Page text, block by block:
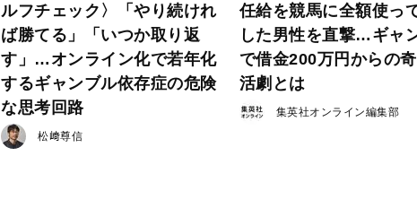
ルフチェック〉「やり続けれ
ば勝てる」「いつか取り返
す」…オンライン化で若年化
するギャンブル依存症の危険
な思考回路
松﨑尊信
任給を競馬に全額使っ
した男性を直撃…ギャ
で借金200万円からの
活劇とは
集英社オンライン編集部